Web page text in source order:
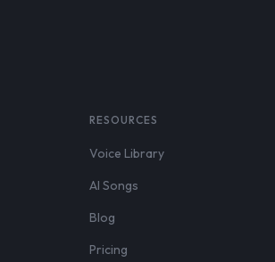
RESOURCES
Voice Library
AI Songs
Blog
Pricing